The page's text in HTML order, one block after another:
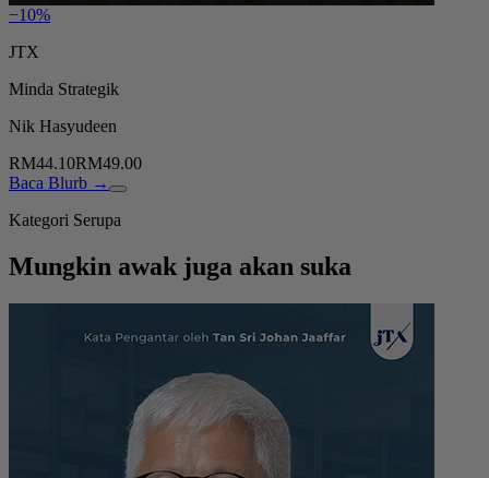
−10%
JTX
Minda Strategik
Nik Hasyudeen
RM44.10RM49.00
Baca Blurb →
Kategori Serupa
Mungkin awak juga akan suka